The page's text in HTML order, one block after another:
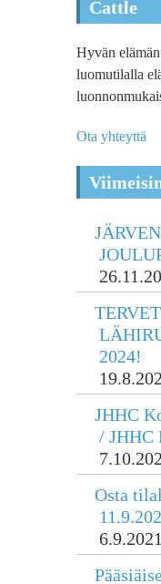
Cattle
Hyvän
luomutilalla
Ota yhteyttä
2024!
JHHC
/ JHHC
Osta
6.9.2021